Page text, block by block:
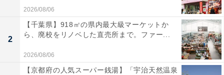
2026/08/06
2
【千葉県】918㎡の県内最大級マーケットか
ら、廃校をリノベした直売所まで。ファー...
2026/08/06
【京都府の人気スーパー銭湯】「宇治天然温泉